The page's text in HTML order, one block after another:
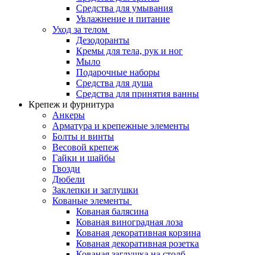
Средства для умывания
Увлажнение и питание
Уход за телом
Дезодоранты
Кремы для тела, рук и ног
Мыло
Подарочные наборы
Средства для душа
Средства для принятия ванны
Крепеж и фурнитура
Анкеры
Арматура и крепежные элементы
Болты и винты
Весовой крепеж
Гайки и шайбы
Гвозди
Дюбели
Заклепки и заглушки
Кованые элементы
Кованая балясина
Кованая виноградная лоза
Кованая декоративная корзина
Кованая декоративная розетка